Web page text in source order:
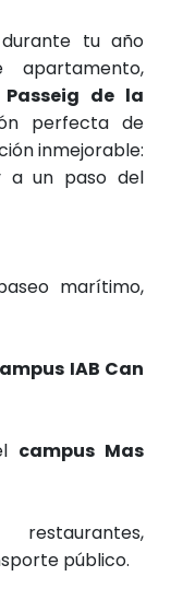
tu año
apartamento,
Passeig de la
perfecta de
inmejorable:
a un paso del
marítimo,
IAB Can
campus Mas
público.